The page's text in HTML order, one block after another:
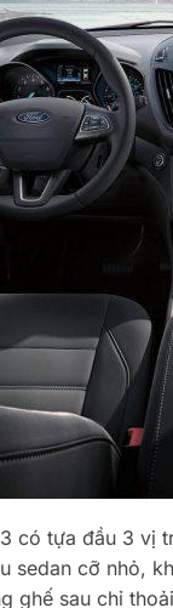
có tựa đầu 3 vị
sedan cỡ nhỏ,
ghế sau chỉ